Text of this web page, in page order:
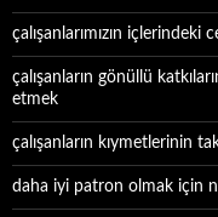
çalışanlarımızın içlerindeki
çalışanların gönüllü
etmek
çalışanların kıymetlerinin
daha iyi patron olmak için